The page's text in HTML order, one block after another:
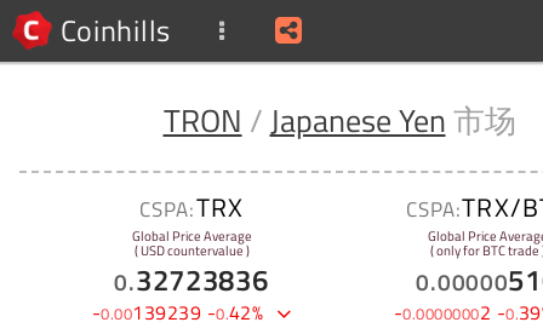
Coinhills
TRON /Japanese Yen市场
CSPA:TRX
Global Price Average
( USD countervalue )
0.32723836
-0.00139239 -0.42%
CSPA:TRX/
Global Price
( only for BTC trade
0.00000
-0.00000002 -0.39